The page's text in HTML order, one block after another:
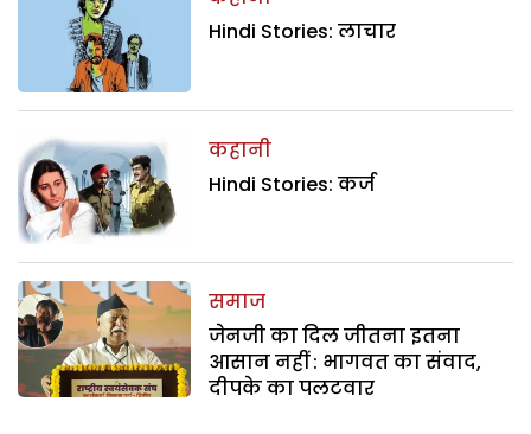
Hindi Stories: लाचार
कहानी
Hindi Stories: कर्ज
समाज
जेनजी का दिल जीतना इतना
आसान नहीं : भागवत का संवाद,
दीपके का पलटवार